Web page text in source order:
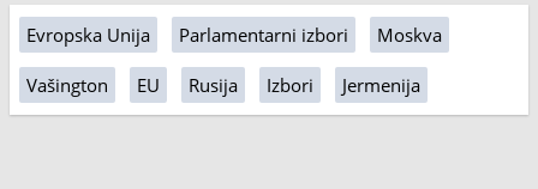
Evropska Unija Parlamentarni izbori Moskva
Vašington EU Rusija Izbori Jermenija